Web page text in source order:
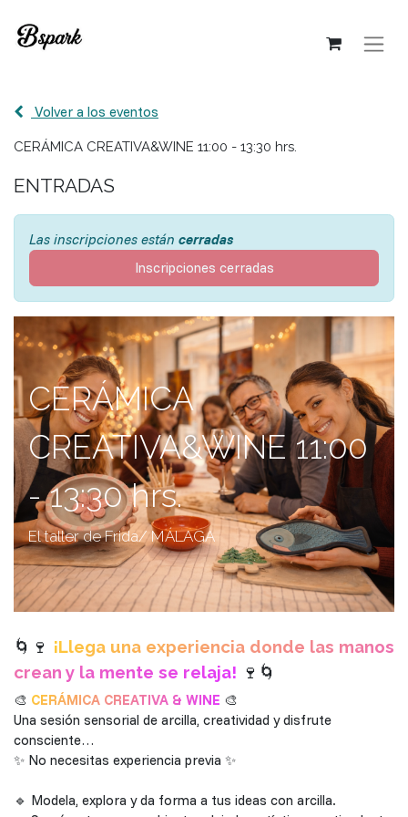
Volver a los eventos
CERÁMICA CREATIVA&WINE 11:00 - 13:30 hrs.
ENTRADAS
Las inscripciones están cerradas
Inscripciones cerradas
CERÁMICA
CREATIVA&WINE 11:00
- 13:30 hrs.
El taller de Frida/ MÁLAGA
🌀🍷 ¡Llega una experiencia donde las manos
crean y la mente se relaja! 🍷🌀
🎨 CERÁMICA CREATIVA & WINE 🎨
Una sesión sensorial de arcilla, creatividad y disfrute
consciente…
✨ No necesitas experiencia previa ✨
🔹 Modela, explora y da forma a tus ideas con arcilla.